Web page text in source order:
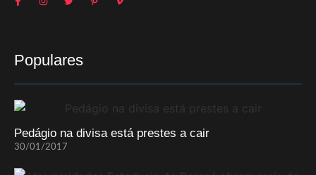
Populares
Pedágio na divisa está prestes a cair
30/01/2017